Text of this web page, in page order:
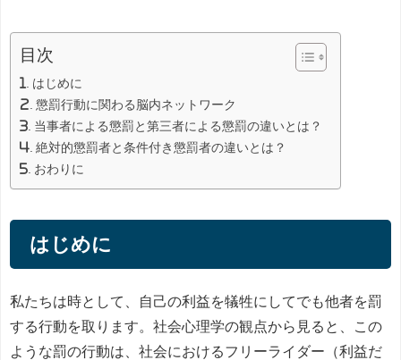
目次
はじめに
懲罰行動に関わる脳内ネットワーク
当事者による懲罰と第三者による懲罰の違いとは？
絶対的懲罰者と条件付き懲罰者の違いとは？
おわりに
はじめに
私たちは時として、自己の利益を犠牲にしてでも他者を罰
する行動を取ります。社会心理学の観点から見ると、この
ような罰の行動は、社会におけるフリーライダー（利益だ